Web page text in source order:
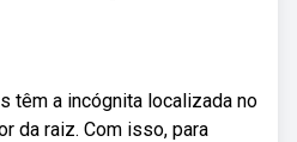
têm a incógnita localizada no
da raiz. Com isso, para